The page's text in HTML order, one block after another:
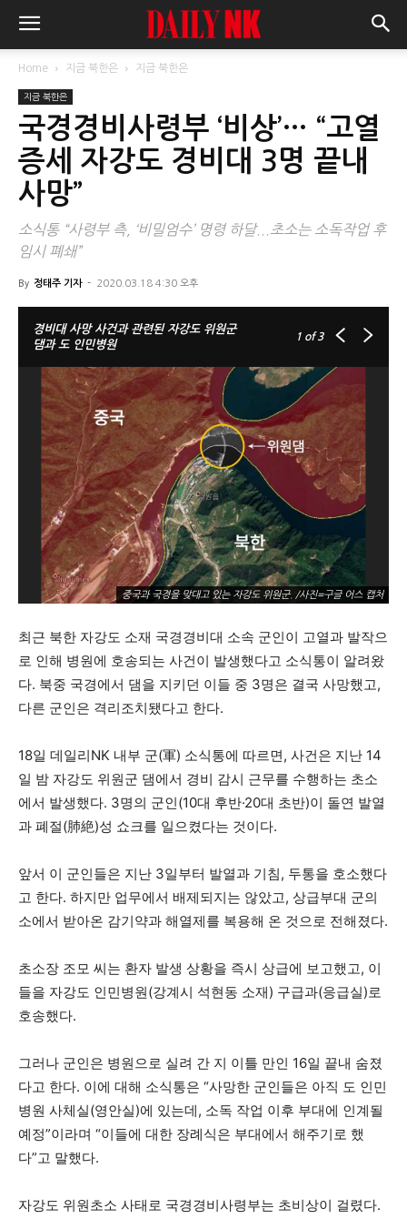
Home 지금 북한은 지금 북한은
지금 북한은
국경경비사령부 ‘비상’… “고열
증세 자강도 경비대 3명 끝내
사망”
소식통 “사령부 측, ‘비밀엄수’ 명령 하달...초소는 소독작업 후
임시 폐쇄”
By 정태주 기자 - 2020.03.18 4:30 오후
경비대 사망 사건과 관련된 자강도 위원군
댐과 도 인민병원
1 of 3
중국과 국경을 맞대고 있는 자강도 위원군. /사진=구글 어스 캡처
최근 북한 자강도 소재 국경경비대 소속 군인이 고열과 발작으
로 인해 병원에 호송되는 사건이 발생했다고 소식통이 알려왔
다. 북중 국경에서 댐을 지키던 이들 중 3명은 결국 사망했고,
다른 군인은 격리조치됐다고 한다.
18일 데일리NK 내부 군(軍) 소식통에 따르면, 사건은 지난 14
일 밤 자강도 위원군 댐에서 경비 감시 근무를 수행하는 초소
에서 발생했다. 3명의 군인(10대 후반·20대 초반)이 돌연 발열
과 폐절(肺絶)성 쇼크를 일으켰다는 것이다.
앞서 이 군인들은 지난 3일부터 발열과 기침, 두통을 호소했다
고 한다. 하지만 업무에서 배제되지는 않았고, 상급부대 군의
소에서 받아온 감기약과 해열제를 복용해 온 것으로 전해졌다.
초소장 조모 씨는 환자 발생 상황을 즉시 상급에 보고했고, 이
들을 자강도 인민병원(강계시 석현동 소재) 구급과(응급실)로
호송했다.
그러나 군인은 병원으로 실려 간 지 이틀 만인 16일 끝내 숨졌
다고 한다. 이에 대해 소식통은 “사망한 군인들은 아직 도 인민
병원 사체실(영안실)에 있는데, 소독 작업 이후 부대에 인계될
예정”이라며 “이들에 대한 장례식은 부대에서 해주기로 했
다”고 말했다.
자강도 위원초소 사태로 국경경비사령부는 초비상이 걸렸다.